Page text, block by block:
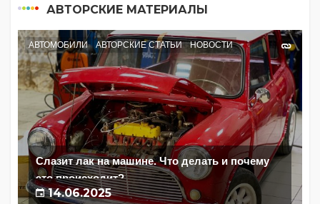
АВТОРСКИЕ МАТЕРИАЛЫ
АВТОМОБИЛИ АВТОРСКИЕ СТАТЬИ НОВОСТИ
Слазит лак на машине. Что делать и почему
это происходит?
14.06.2025